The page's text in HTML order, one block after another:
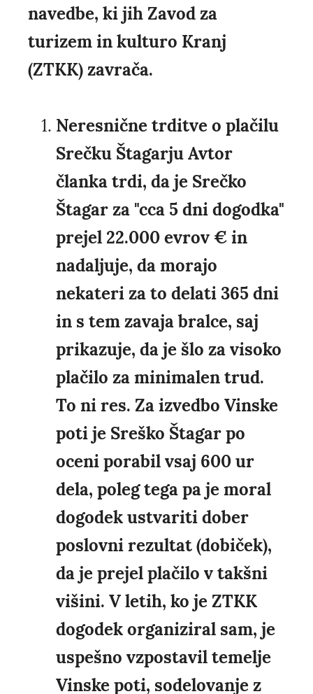
navedbe, ki jih Zavod za
turizem in kulturo Kranj
(ZTKK) zavrača.
Neresnične trditve o plačilu
Srečku Štagarju Avtor
članka trdi, da je Srečko
Štagar za "cca 5 dni dogodka"
prejel 22.000 evrov € in
nadaljuje, da morajo
nekateri za to delati 365 dni
in s tem zavaja bralce, saj
prikazuje, da je šlo za visoko
plačilo za minimalen trud.
To ni res. Za izvedbo Vinske
poti je Sreško Štagar po
oceni porabil vsaj 600 ur
dela, poleg tega pa je moral
dogodek ustvariti dober
poslovni rezultat (dobiček),
da je prejel plačilo v takšni
višini. V letih, ko je ZTKK
dogodek organiziral sam, je
uspešno vzpostavil temelje
Vinske poti, sodelovanje z